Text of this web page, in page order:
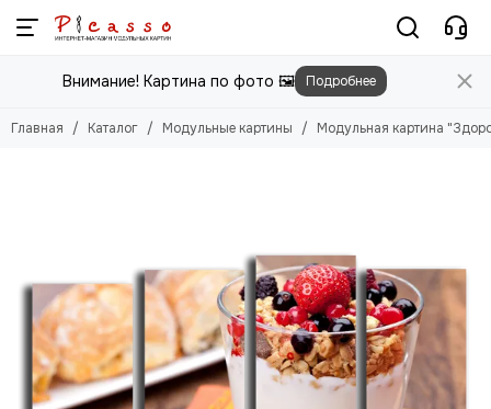
Модульные картины
Смотреть все товары
Этника
Техника
Для детей
Для мужчин
Внимание! Картина по фото 🖼️ Подробнее
Главная Каталог Модульные картины Модульная картина